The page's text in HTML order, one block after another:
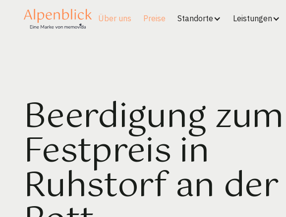
Über uns Preise Standorte Leistungen
Beerdigung zum
Festpreis in
Ruhstorf an der